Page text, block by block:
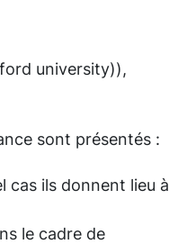
university)),
sont présentés :
cas ils donnent lieu à
le cadre de